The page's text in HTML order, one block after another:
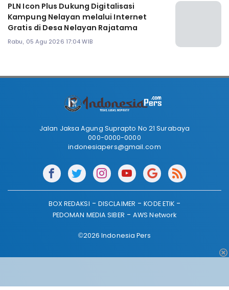
PLN Icon Plus Dukung Digitalisasi
Kampung Nelayan melalui Internet
Gratis di Desa Nelayan Rajatama
Rabu, 05 Agu 2026 17:04 WIB
Jalan Jaksa Agung Suprapto No 21 Surabaya
000-0000-0000
indonesiapers@gmail.com
BOX REDAKSI DISCLAIMER
KODE ETIK
PEDOMAN MEDIA SIBER
AWS Network
©2026 Indonesia Pers